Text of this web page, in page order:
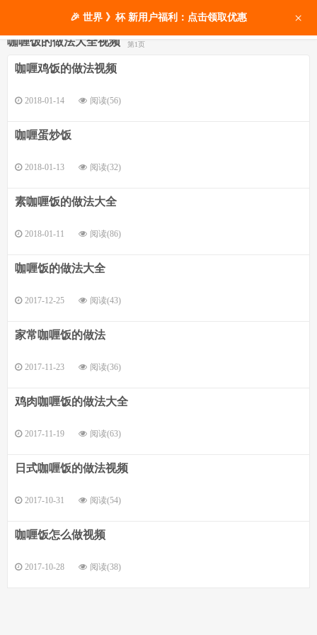
咖喱饭的做法大全视频 第1页
咖喱鸡饭的做法视频
2018-01-14 阅读(56)
咖喱蛋炒饭
2018-01-13 阅读(32)
素咖喱饭的做法大全
2018-01-11 阅读(86)
咖喱饭的做法大全
2017-12-25 阅读(43)
家常咖喱饭的做法
2017-11-23 阅读(36)
鸡肉咖喱饭的做法大全
2017-11-19 阅读(63)
日式咖喱饭的做法视频
2017-10-31 阅读(54)
咖喱饭怎么做视频
2017-10-28 阅读(38)
🎉 世界 》杯 新用户福利：点击领取优惠 ×